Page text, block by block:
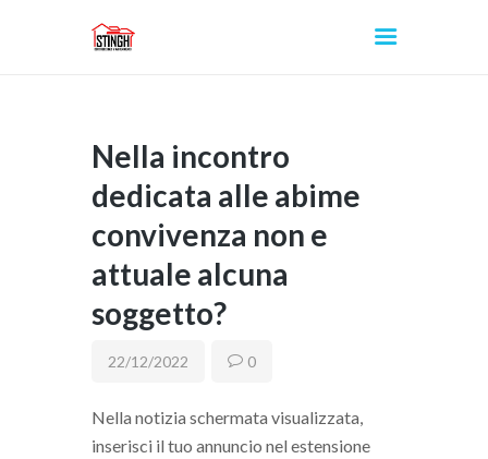
INICIO
Nella incontro
dedicata alle abime
convivenza non e
attuale alcuna
soggetto?
22/12/2022 0
Nella notizia schermata visualizzata,
inserisci il tuo annuncio nel estensione